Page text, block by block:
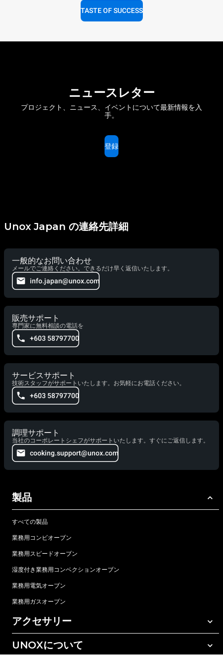
TASTE OF SUCCESS
ニュースレター
プロジェクト、ニュース、イベントについて最新情報を入
手。
登録
Unox Japan の連絡先詳細
一般的なお問い合わせ
メールでご連絡ください。できるだけ早く返信いたします。
info.japan@unox.com
販売サポート
専門家に無料相談の電話を
+603 58797700
サービスサポート
技術スタッフがサポートいたします。お気軽にお電話ください。
+603 58797700
調理サポート
当社のコーポレートシェフがサポートいたします。すぐにご返信します。
cooking.support@unox.com
製品
すべての製品
業務用コンビオーブン
業務用スピードオーブン
湿度付き業務用コンベクションオーブン
業務用電気オーブン
業務用ガスオーブン
アクセサリー
すべてのアクセサリー
UNOXについて